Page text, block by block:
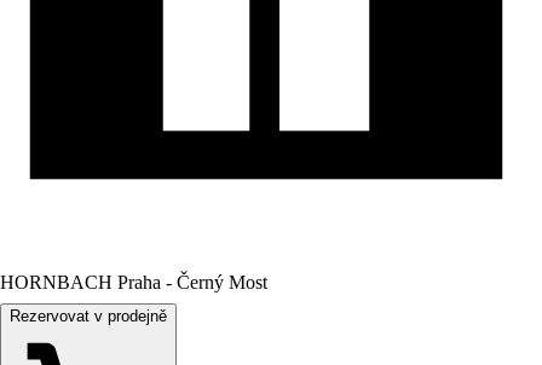
HORNBACH Praha - Černý Most
Rezervovat v prodejně